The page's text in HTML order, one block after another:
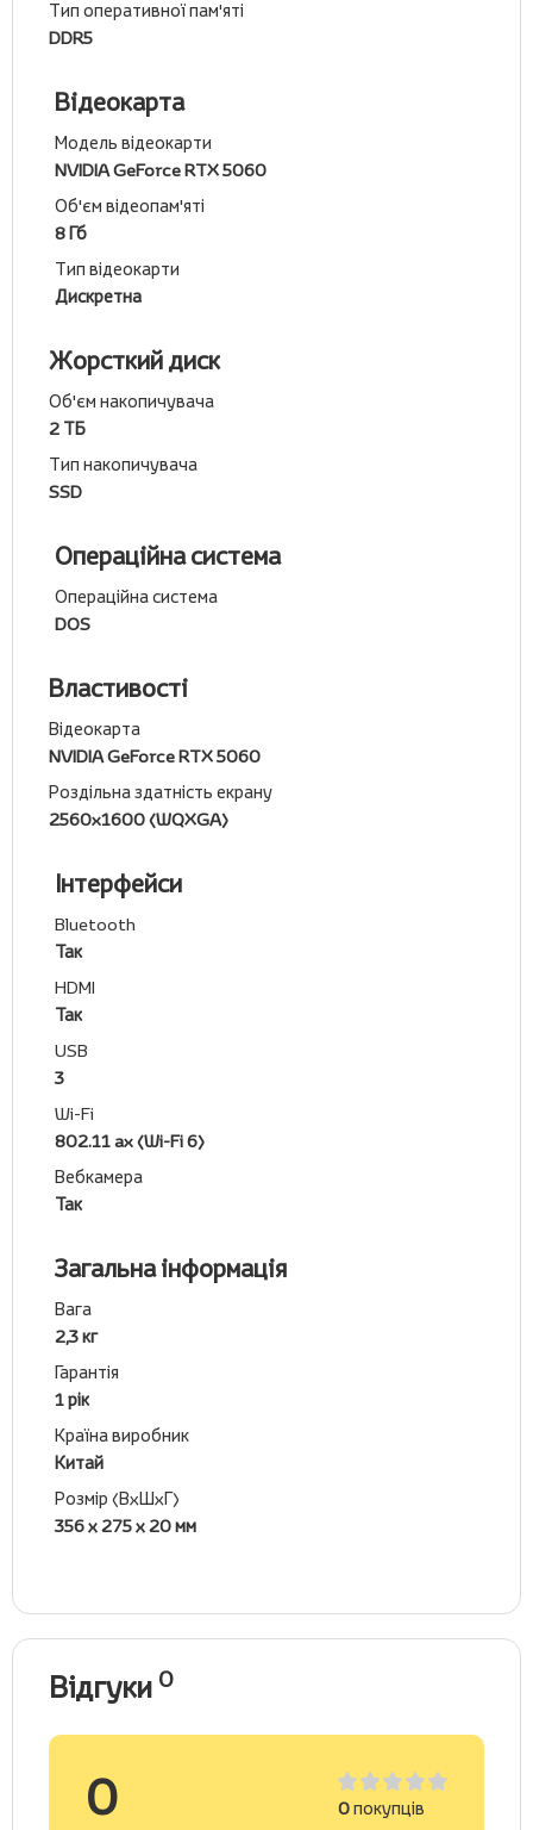
Тип оперативної пам'яті
DDR5
Відеокарта
Модель відеокарти
NVIDIA GeForce RTX 5060
Об'єм відеопам'яті
8 Гб
Тип відеокарти
Дискретна
Жорсткий диск
Об'єм накопичувача
2 ТБ
Тип накопичувача
SSD
Операційна система
Операційна система
DOS
Властивості
Відеокарта
NVIDIA GeForce RTX 5060
Роздільна здатність екрану
2560x1600 (WQXGA)
Інтерфейси
Bluetooth
Так
HDMI
Так
USB
3
Wi-Fi
802.11 ax (Wi-Fi 6)
Вебкамера
Так
Загальна інформація
Вага
2,3 кг
Гарантія
1 рік
Країна виробник
Китай
Розмір (ВхШхГ)
356 х 275 х 20 мм
Відгуки 0
0 0покупців